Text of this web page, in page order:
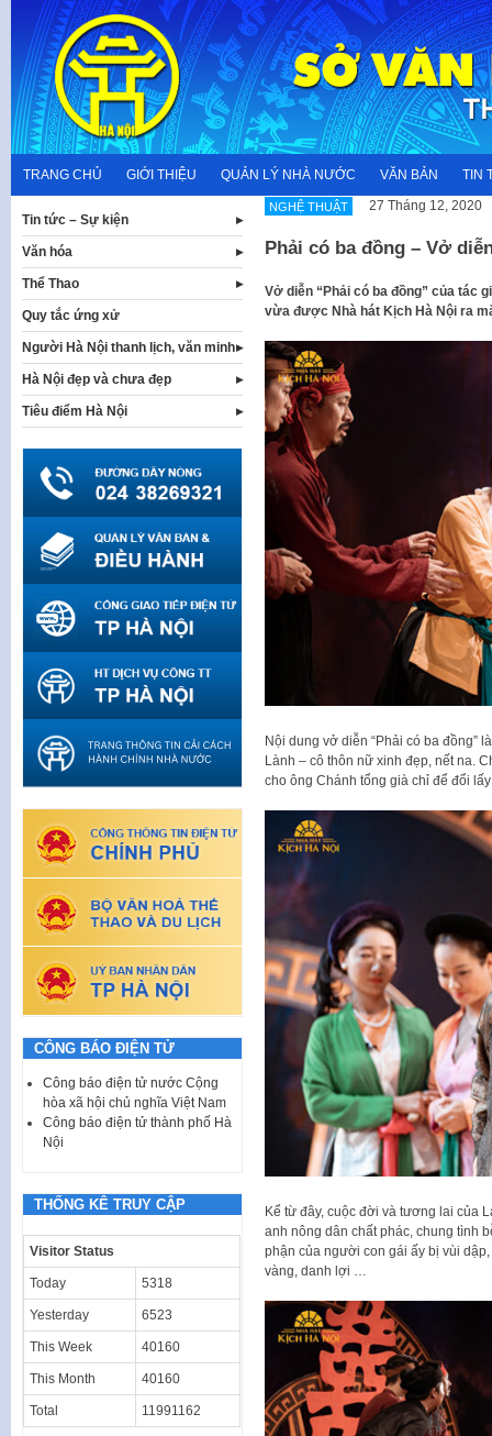
content
TRANG CHỦ GIỚI THIỆU QUẢN LÝ NHÀ NƯỚC VĂN BẢN TIN
NGHỆ THUẬT 27 Tháng 12, 2020
Phải có ba đồng – Vở
Vở diễn “Phải có ba đồng” của tác
vừa được Nhà hát Kịch Hà Nội ra
Nội dung vở diễn “Phải có ba đồng”
Lành – cô thôn nữ xinh đẹp, nết na.
cho ông Chánh tổng già chỉ để đổi
Kể từ đây, cuộc đời và tương lai của
anh nông dân chất phác, chung tình
phận của người con gái ấy bị vùi
vàng, danh lợi …
Tin tức – Sự kiện
Văn hóa
Thể Thao
Quy tắc ứng xử
Người Hà Nội thanh lịch, văn minh
Hà Nội đẹp và chưa đẹp
Tiêu điểm Hà Nội
CÔNG BÁO ĐIỆN TỬ
Công báo điện tử nước Cộng
hòa xã hội chủ nghĩa Việt Nam
Công báo điện tử thành phố Hà
Nội
THỐNG KÊ TRUY CẬP
Visitor Status
Today 5318
Yesterday 6523
This Week 40160
This Month 40160
Total 11991162